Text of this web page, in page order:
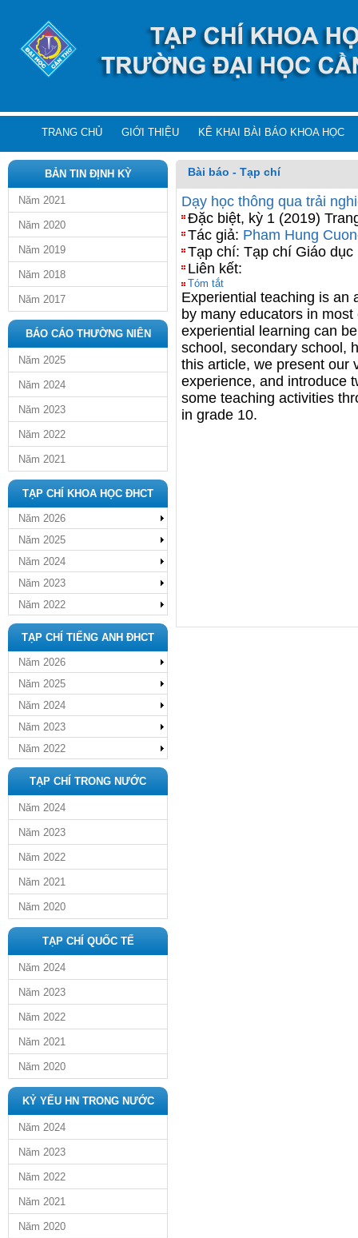
TRANG CHỦ GIỚI THIỆU KÊ KHAI BÀI BÁO KHOA HỌC
BẢN TIN ĐỊNH KỲ
Năm 2021
Năm 2020
Năm 2019
Năm 2018
Năm 2017
BÁO CÁO THƯỜNG NIÊN
Năm 2025
Năm 2024
Năm 2023
Năm 2022
Năm 2021
TẠP CHÍ KHOA HỌC ĐHCT
Năm 2026
Năm 2025
Năm 2024
Năm 2023
Năm 2022
TẠP CHÍ TIẾNG ANH ĐHCT
Năm 2026
Năm 2025
Năm 2024
Năm 2023
Năm 2022
TẠP CHÍ TRONG NƯỚC
Năm 2024
Năm 2023
Năm 2022
Năm 2021
Năm 2020
TẠP CHÍ QUỐC TẾ
Năm 2024
Năm 2023
Năm 2022
Năm 2021
Năm 2020
KỶ YẾU HN TRONG NƯỚC
Năm 2024
Năm 2023
Năm 2022
Năm 2021
Năm 2020
Bài báo - Tạp chí
Dạy học thông qua trải
Đặc biệt, kỳ 1 (2019)
Tác giả: Pham Hung
Tạp chí: Tạp chí Giáo dục
Liên kết:
Tóm tắt
Experiential teaching is an
by many educators in
experiential learning can
school, secondary school,
this article, we present our
experience, and introduce
some teaching activities
in grade 10.